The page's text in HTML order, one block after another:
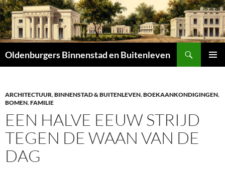
Oldenburgers Binnenstad en Buitenleven
ARCHITECTUUR,BINNENSTAD & BUITENLEVEN,BOEKAANKONDIGINGEN,
BOMEN,FAMILIE
EEN HALVE EEUW STRIJD
TEGEN DE WAAN VAN DE
DAG